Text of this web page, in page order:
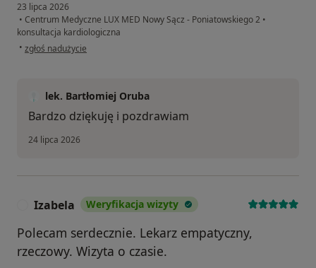
23 lipca 2026
• Centrum Medyczne LUX MED Nowy Sącz - Poniatowskiego 2 •
konsultacja kardiologiczna
• w opinii użytkownika Monika
zgłoś nadużycie
lek. Bartłomiej Oruba
Bardzo dziękuję i pozdrawiam
24 lipca 2026
Izabela Weryfikacja wizyty
Polecam serdecznie. Lekarz empatyczny,
rzeczowy. Wizyta o czasie.